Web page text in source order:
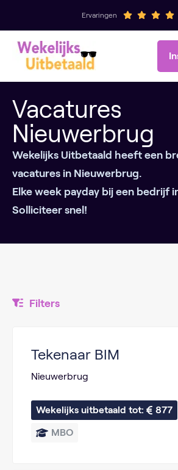
Ervaringen
Vacatures
Nieuwerbrug
Wekelijks Uitbetaald heeft een
vacatures in Nieuwerbrug.
Elke week payday bij een bedrijf
Solliciteer snel!
Filters
Tekenaar BIM
Nieuwerbrug
Wekelijks uitbetaald tot: 877
MBO